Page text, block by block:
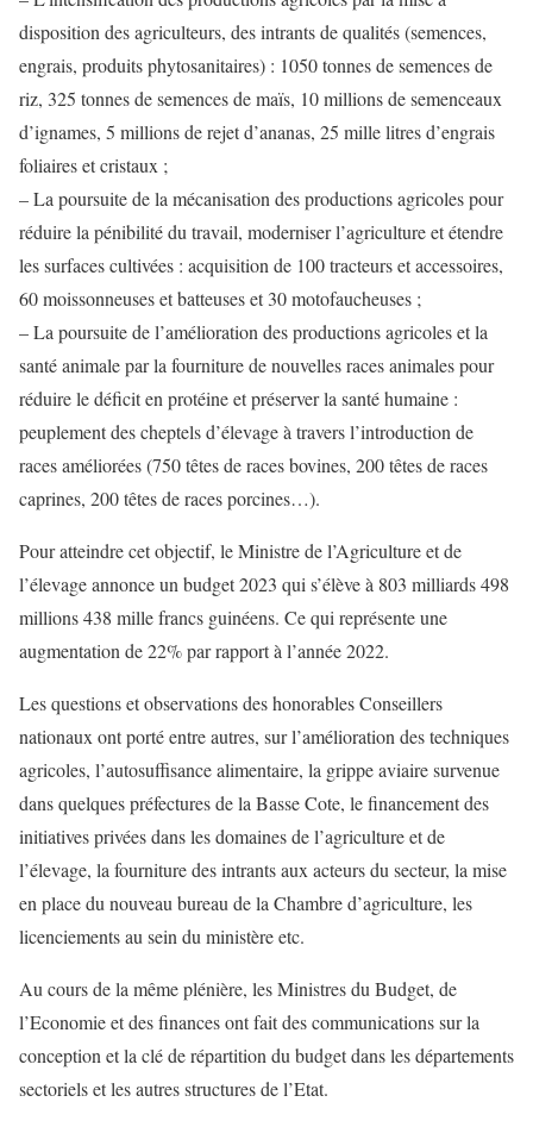
disposition des agriculteurs, des intrants de qualités (semences,
engrais, produits phytosanitaires) : 1050 tonnes de semences de
riz, 325 tonnes de semences de maïs, 10 millions de semenceaux
d’ignames, 5 millions de rejet d’ananas, 25 mille litres d’engrais
foliaires et cristaux ;
– La poursuite de la mécanisation des productions agricoles pour
réduire la pénibilité du travail, moderniser l’agriculture et étendre
les surfaces cultivées : acquisition de 100 tracteurs et accessoires,
60 moissonneuses et batteuses et 30 motofaucheuses ;
– La poursuite de l’amélioration des productions agricoles et la
santé animale par la fourniture de nouvelles races animales pour
réduire le déficit en protéine et préserver la santé humaine :
peuplement des cheptels d’élevage à travers l’introduction de
races améliorées (750 têtes de races bovines, 200 têtes de races
caprines, 200 têtes de races porcines…).
Pour atteindre cet objectif, le Ministre de l’Agriculture et de
l’élevage annonce un budget 2023 qui s’élève à 803 milliards 498
millions 438 mille francs guinéens. Ce qui représente une
augmentation de 22% par rapport à l’année 2022.
Les questions et observations des honorables Conseillers
nationaux ont porté entre autres, sur l’amélioration des techniques
agricoles, l’autosuffisance alimentaire, la grippe aviaire survenue
dans quelques préfectures de la Basse Cote, le financement des
initiatives privées dans les domaines de l’agriculture et de
l’élevage, la fourniture des intrants aux acteurs du secteur, la mise
en place du nouveau bureau de la Chambre d’agriculture, les
licenciements au sein du ministère etc.
Au cours de la même plénière, les Ministres du Budget, de
l’Economie et des finances ont fait des communications sur la
conception et la clé de répartition du budget dans les départements
sectoriels et les autres structures de l’Etat.